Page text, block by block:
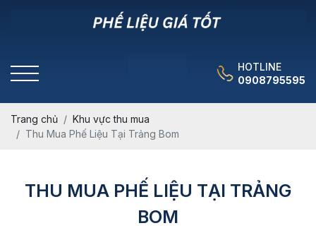
HOTLINE
0908795595
Trang chủ
Khu vực thu mua
Thu Mua Phế Liệu Tại Trảng Bom
THU MUA PHẾ LIỆU TẠI TRẢNG
BOM